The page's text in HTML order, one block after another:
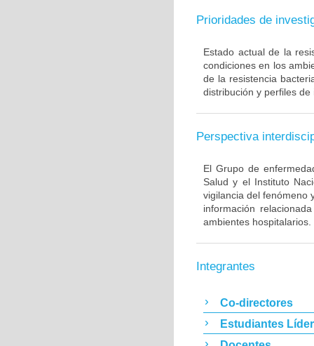
Prioridades de
Estado actual de la
condiciones en los
de la resistencia
distribución y perfiles de
Perspectiva
El Grupo de
Salud y el Instituto
vigilancia del fenómeno
información
ambientes hospitalarios.
Integrantes
Co-directores
Estudiantes